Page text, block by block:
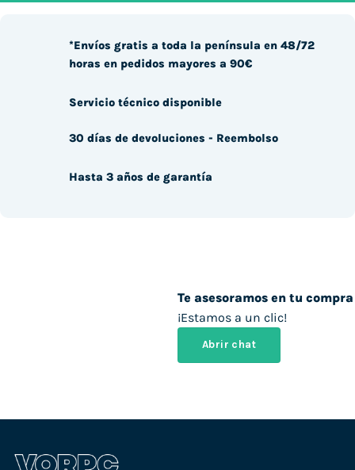
Te asesoramos en tu compra
¡Estamos a un clic!
Abrir chat
*Envíos gratis a toda la península en 48/72
horas en pedidos mayores a 90€
Servicio técnico disponible
30 días de devoluciones - Reembolso
Hasta 3 años de garantía